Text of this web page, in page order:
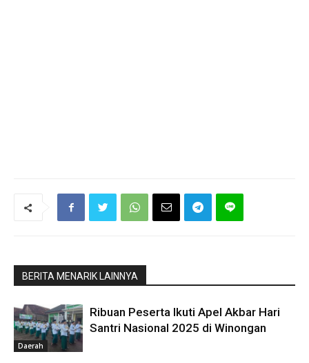
BERITA MENARIK LAINNYA
Daerah
Ribuan Peserta Ikuti Apel Akbar Hari
Santri Nasional 2025 di Winongan